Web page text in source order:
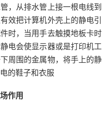
，从排水管上接一根电线到
效把计算机外壳上的静电引
时，当用手去触摸地板卡时
电会使显示器或是打印机工
周围的金属物，将手上的静
的鞋子和衣服
作用